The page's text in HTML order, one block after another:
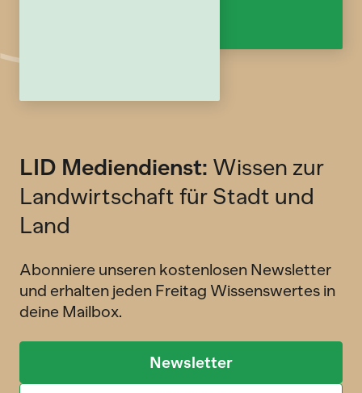
LID Mediendienst: Wissen zur
Landwirtschaft für Stadt und
Land
Abonniere unseren kostenlosen Newsletter
und erhalten jeden Freitag Wissenswertes in
deine Mailbox.
Newsletter